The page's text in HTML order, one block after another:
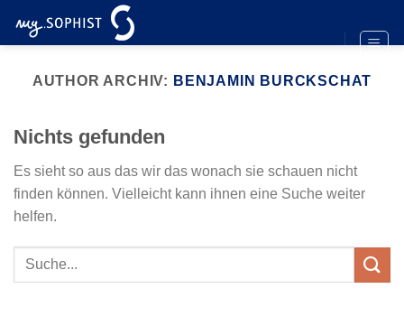
Inhalt
AUTHOR ARCHIV: BENJAMIN BURCKSCHAT
Nichts gefunden
Es sieht so aus das wir das wonach sie schauen nicht
finden können. Vielleicht kann ihnen eine Suche weiter
helfen.